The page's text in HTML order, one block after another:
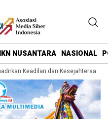
IKN NUSANTARA NASIONAL
Keadilan dan Kesejahteraan